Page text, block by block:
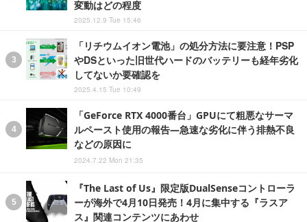
変動はどの程度
2025.12.9 Tue 15:46
「リチウムイオン電池」の処分方法に要注意！PSP
やDSといった旧世代ハードのバッテリーも経年劣化
してないか要確認を
2025.4.15 Tue 10:49
「GeForce RTX 4000番台」GPUにて粗悪なサーマ
ルペースト使用の報告―急速な劣化に伴う排熱不良
などの原因に
2024.7.22 Mon 21:35
『The Last of Us』限定版DualSenseコントローラ
ーが海外で4月10日発売！4月に集中する『ラスア
ス』関連コンテンツにあわせ